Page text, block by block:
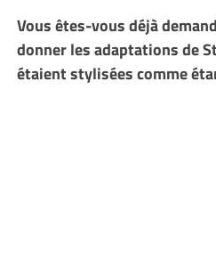
Vous êtes-vous déjà
donner les adaptations de
étaient stylisées comme